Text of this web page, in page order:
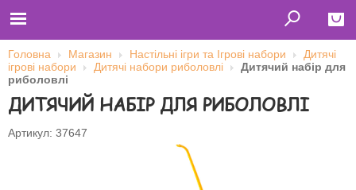
Close
Главная
Футболки
Толстовки (кенгурушки)
Свитшоты
Головна Магазин Настільні ігри та Ігрові набори
Дитячі
ігрові набори
Дитячі набори риболовлі
Дитячий набір для
риболовлі
ДИТЯЧИЙ НАБІР ДЛЯ РИБОЛОВЛІ
Артикул: 37647